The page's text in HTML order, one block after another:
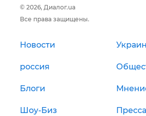
© 2026, Диалог.ua
Все права защищены.
Новости
россия
Блоги
Шоу-Биз Пресса